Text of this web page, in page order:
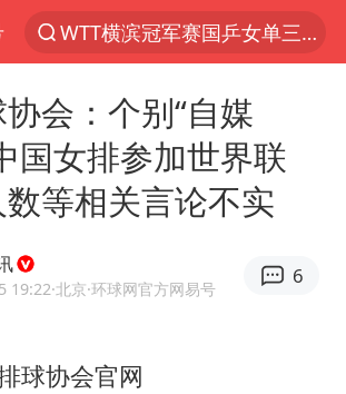
WTT横滨冠军赛国乒女单三将晋级四强
白海豚将正面袭击贯穿浙江
杭州全市有序停课
黄金牛市回来了吗
情侣在平潭拍日出时坠崖致一死一伤
会：个别“自媒
国女排参加世界联
等相关言论不实
19:22·北京·环球网官方网易号
6
球协会官网